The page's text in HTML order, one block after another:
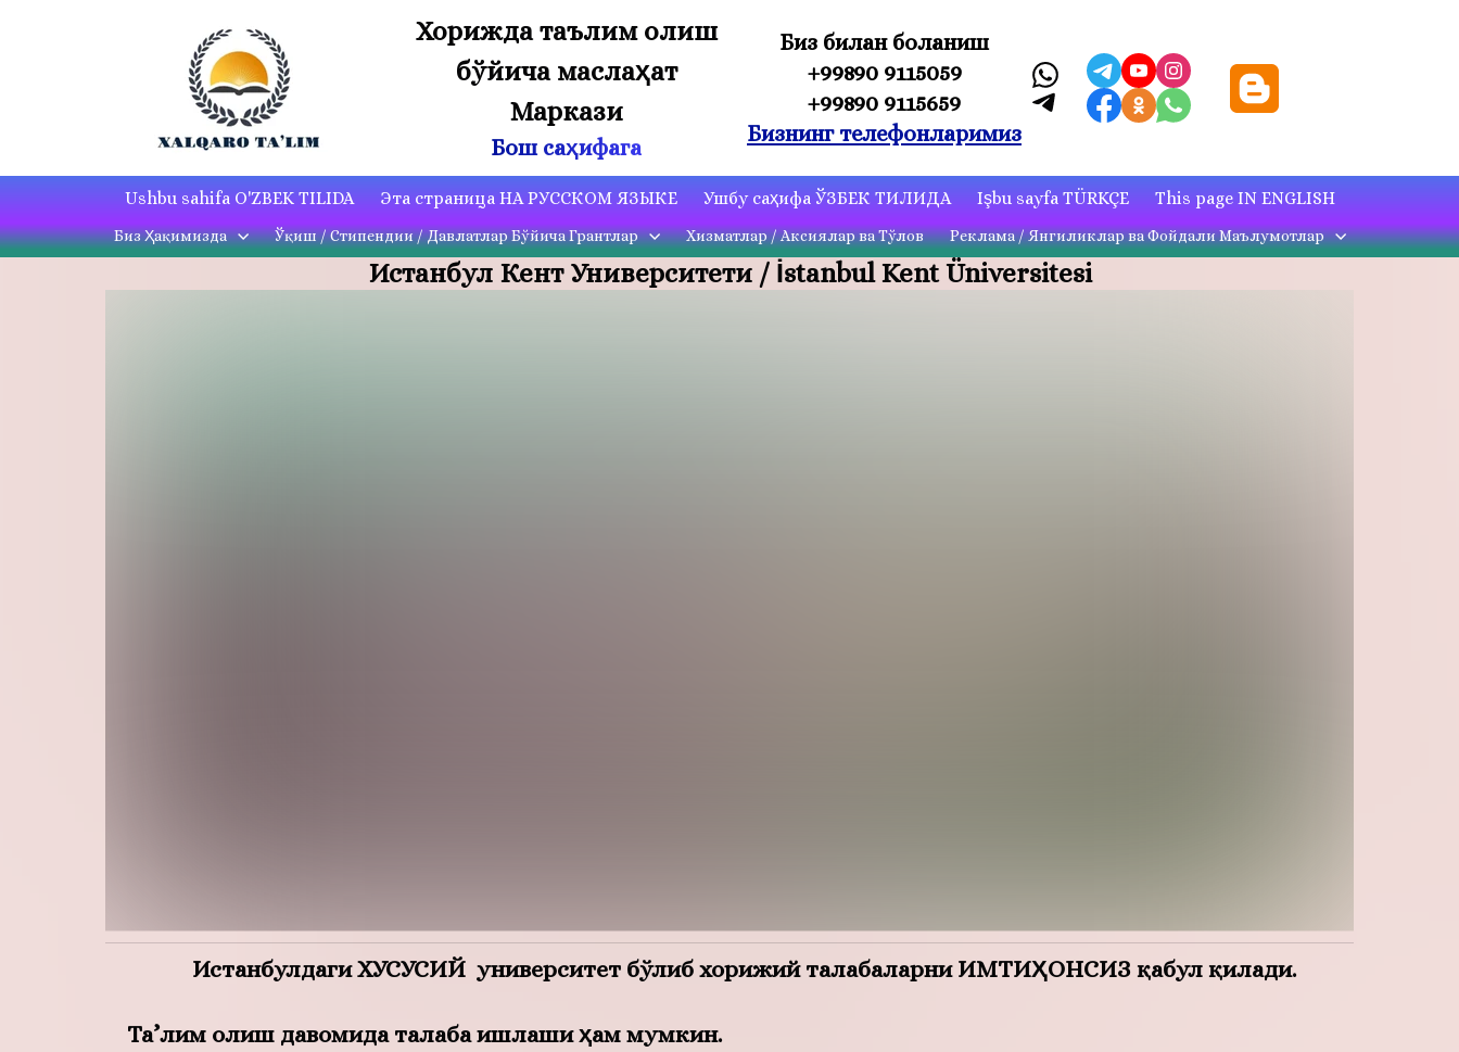
Хорижда таълим олиш
бўйича маслаҳат
Маркази
Бош саҳифага
Биз билан боғланиш
+99890 9115059
+99890 9115659
Бизнинг телефонларимиз
Ushbu sahifa O'ZBEK TILIDA Эта страница НА РУССКОМ ЯЗЫКЕ Ушбу саҳифа ЎЗБЕК ТИЛИДА Işbu sayfa TÜRKÇE This page IN ENGLISH
Биз Ҳақимизда Ўқиш / Стипендии / Давлатлар Бўйича Грантлар Хизматлар / Аксиялар ва Тўлов Реклама / Янгиликлар ва Фойдали Маълумотлар
Истанбул Кент Университети / İstanbul Kent Üniversitesi
Истанбулдаги ХУСУСИЙ университет бўлиб хорижий талабаларни ИМТИҲОНСИЗ қабул қилади.
Та’лим олиш давомида талаба ишлаши ҳам мумкин.